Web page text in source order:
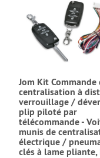
Jom Kit Commande
centralisation à
verrouillage /
plip piloté par
télécommande -
munis de
électrique /
clés à lame pliante,